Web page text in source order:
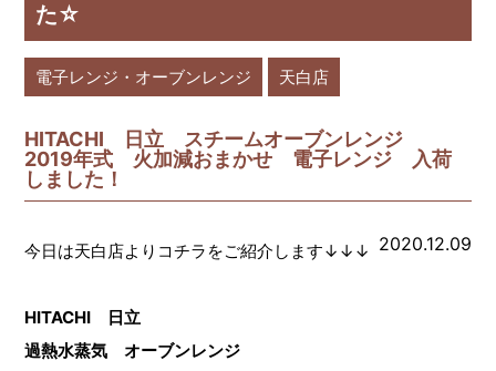
た☆
電子レンジ・オーブンレンジ 天白店
HITACHI 日立 スチームオーブンレンジ
2019年式 火加減おまかせ 電子レンジ 入荷
しました！
2020.12.09
今日は天白店よりコチラをご紹介します↓↓↓
HITACHI 日立
過熱水蒸気 オーブンレンジ